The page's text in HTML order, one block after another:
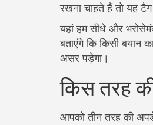
रखना चाहते हैं तो यह
यहां हम सीधे और
बताएंगे कि किसी बयान
असर पड़ेगा।
किस तरह
आपको तीन तरह की